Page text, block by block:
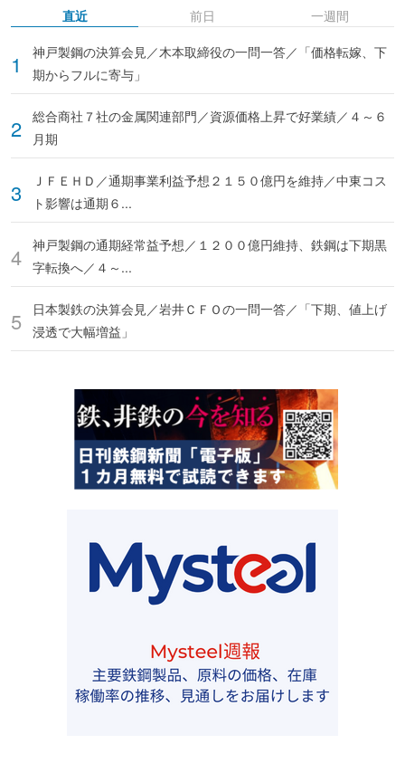
直近
神戸製鋼の決算会見／木本取締役の一問一答／「価格転嫁、下
期からフルに寄与」
総合商社７社の金属関連部門／資源価格上昇で好業績／４～６
月期
ＪＦＥＨＤ／通期事業利益予想２１５０億円を維持／中東コス
ト影響は通期６...
神戸製鋼の通期経常益予想／１２００億円維持、鉄鋼は下期黒
字転換へ／４～...
日本製鉄の決算会見／岩井ＣＦＯの一問一答／「下期、値上げ
浸透で大幅増益」
前日 一週間